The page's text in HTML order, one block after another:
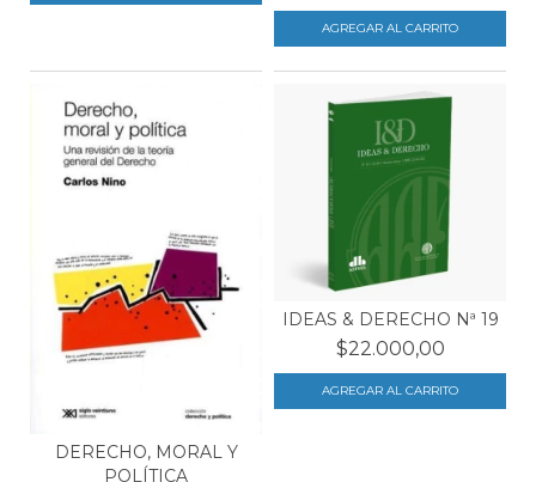
DERECHO, MORAL Y
POLÍTICA
IDEAS & DERECHO Nª 19
$22.000,00